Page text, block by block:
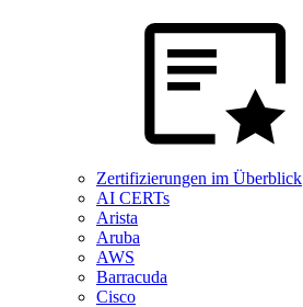
Zertifizierungen im Überblick
AI CERTs
Arista
Aruba
AWS
Barracuda
Cisco